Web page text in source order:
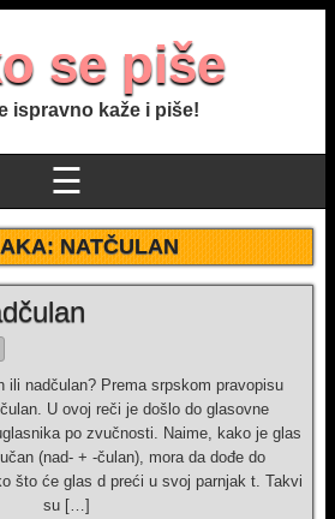
se piše
ispravno kaže i piše!
☰
NATČULAN
ili nadčulan? Prema srpskom pravopisu
U ovoj reči je došlo do glasovne
po zvučnosti. Naime, kako je glas
(nad- + -čulan), mora da dođe do
što će glas d preći u svoj parnjak t. Takvi
su […]